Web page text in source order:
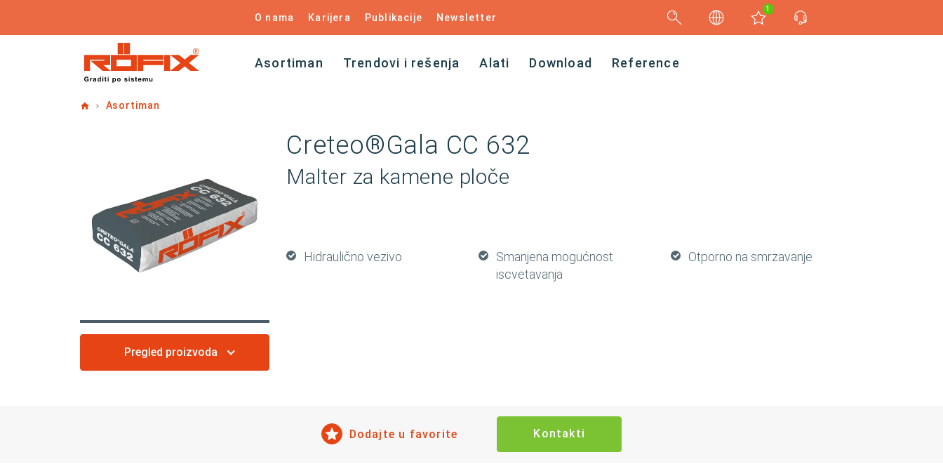
O nama Karijera Publikacije Newsletter
1
Asortiman Trendovi i rešenja Alati Download Reference
HomeAsortiman
Creteo®Gala CC 632
Malter za kamene ploče
Hidraulično vezivo
Smanjena mogućnost
iscvetavanja
Otporno na smrzavanje
Pregled proizvoda
Dodajte u favorite Kontakti